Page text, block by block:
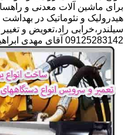
برای ماشین آلات معدنی و
هیدرولیک و نئوماتیک در
سیلندر،خرابی راد،تعویض و
09125283142 آقای مهدی ابراهیمی